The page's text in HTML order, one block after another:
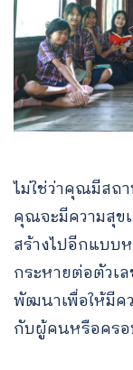
ไม่ใช่ว่าคุณมีสถ
คุณจะมีความสุข
สร้างไปอีกแบบ
กระหายต่อตัวเ
พัฒนาเพื่อให้มีค
กับผู้คนหรือครอ